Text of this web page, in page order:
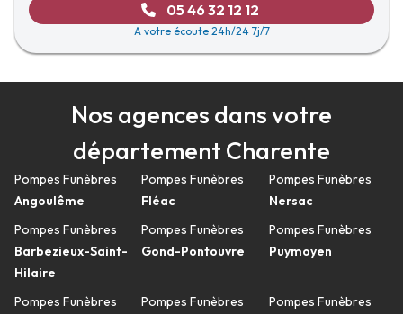
05 46 32 12 12
A votre écoute 24h/24 7j/7
Nos agences dans votre
département Charente
Pompes Funèbres
Angoulême
Pompes Funèbres
Barbezieux-Saint-
Hilaire
Pompes Funèbres
Pompes Funèbres
Fléac
Pompes Funèbres
Gond-Pontouvre
Pompes Funèbres
Pompes Funèbres
Nersac
Pompes Funèbres
Puymoyen
Pompes Funèbres